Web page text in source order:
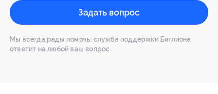
Задать вопрос
Мы всегда рады помочь: служба поддержки Биглиона
ответит на любой ваш вопрос